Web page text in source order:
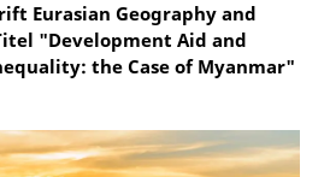
Eurasian Geography and
"Development Aid and
the Case of Myanmar"